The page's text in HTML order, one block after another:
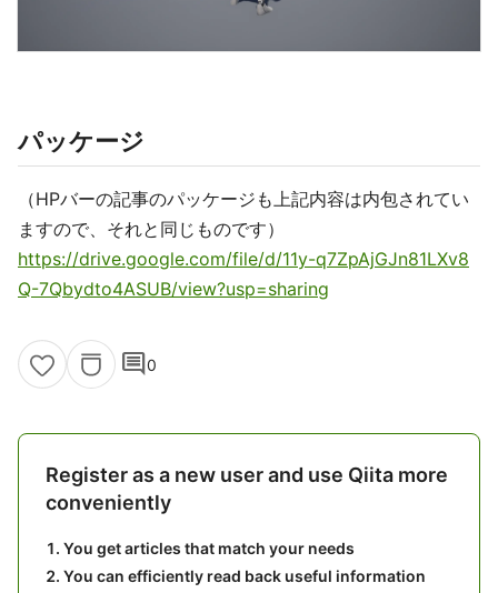
パッケージ
（HPバーの記事のパッケージも上記内容は内包されてい
ますので、それと同じものです）
https://drive.google.com/file/d/11y-q7ZpAjGJn81LXv8
Q-7Qbydto4ASUB/view?usp=sharing
comment0
Register as a new user and use Qiita more
conveniently
You get articles that match your needs
You can efficiently read back useful information